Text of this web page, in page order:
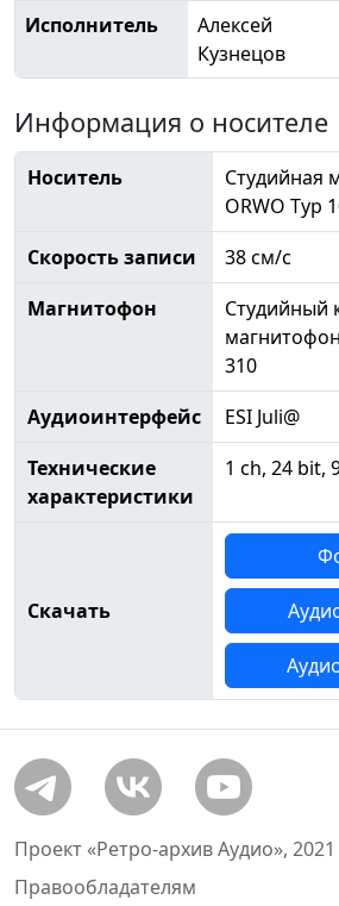
Исполнитель
Алексей
Кузнецов
Информация о носителе
Носитель
Студийная
ORWO Typ
Скорость записи
38 см/с
Магнитофон
Студийный
310
Аудиоинтерфейс
ESI Juli@
Технические
характеристики
1 ch, 24 bit,
Скачать
Проект «Ретро-архив Аудио»,
Правообладателям